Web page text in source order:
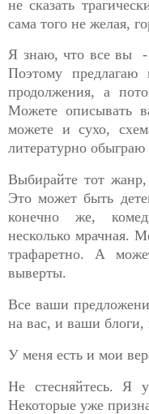
не сказать
сама того не желая,
Я знаю, что все вы -
Поэтому предлагаю
продолжения, а
Можете описывать
можете и сухо,
литературно
Выбирайте тот
Это может быть
конечно же,
несколько мрачная.
трафаретно. А
выверты.
Все ваши
на вас, и ваши блоги,
У меня есть и мои
Не стесняйтесь. Я
Некоторые уже